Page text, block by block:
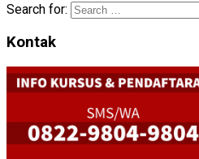
Search for:
Kontak